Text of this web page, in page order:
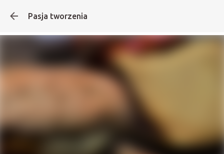
Pasja tworzenia